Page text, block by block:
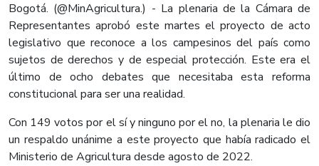
Bogotá. (@MinAgricultura.) - La plenaria de la Cámara de
Representantes aprobó este martes el proyecto de acto
legislativo que reconoce a los campesinos del país como
sujetos de derechos y de especial protección. Este era el
último de ocho debates que necesitaba esta reforma
constitucional para ser una realidad.
Con 149 votos por el sí y ninguno por el no, la plenaria le dio
un respaldo unánime a este proyecto que había radicado el
Ministerio de Agricultura desde agosto de 2022.